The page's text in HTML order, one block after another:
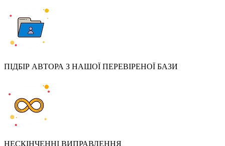
ПІДБІР АВТОРА З НАШОЇ ПЕРЕВІРЕНОЇ БАЗИ
НЕСКІНЧЕННІ ВИПРАВЛЕННЯ